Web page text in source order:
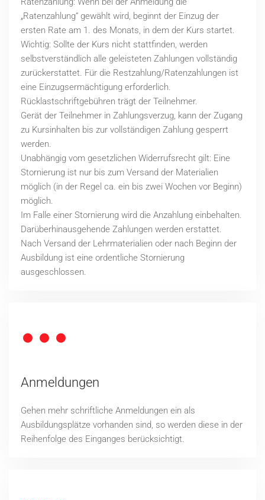
„Ratenzahlung“ gewählt wird, beginnt der Einzug der
ersten Rate am 1. des Monats, in dem der Kurs startet.
Wichtig: Sollte der Kurs nicht stattfinden, werden
selbstverständlich alle geleisteten Zahlungen vollständig
zurückerstattet. Für die Restzahlung/Ratenzahlungen ist
eine Einzugsermächtigung erforderlich.
Rücklastschriftgebühren trägt der Teilnehmer.
Gerät der Teilnehmer in Zahlungsverzug, kann der Zugang
zu Kursinhalten bis zur vollständigen Zahlung gesperrt
werden.
Unabhängig vom gesetzlichen Widerrufsrecht gilt: Eine
Stornierung ist nur bis zum Versand der Materialien
möglich (in der Regel ca. ein bis zwei Wochen vor Beginn)
möglich.
Im Falle einer Stornierung wird die Anzahlung einbehalten.
Darüberhinausgehende Zahlungen werden erstattet.
Nach Versand der Lehrmaterialien oder nach Beginn der
Ausbildung ist eine ordentliche Stornierung
ausgeschlossen.
Anmeldungen
Gehen mehr schriftliche Anmeldungen ein als
Ausbildungsplätze vorhanden sind, so werden diese in der
Reihenfolge des Einganges berücksichtigt.